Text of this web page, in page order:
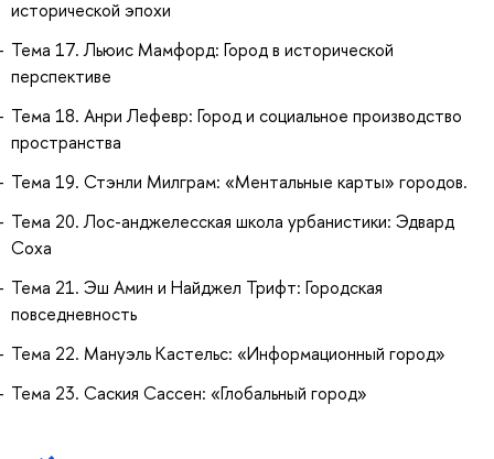
исторической эпохи
Тема 17. Льюис Мамфорд: Город в исторической
перспективе
Тема 18. Анри Лефевр: Город и социальное производство
пространства
Тема 19. Стэнли Милграм: «Ментальные карты» городов.
Тема 20. Лос-анджелесская школа урбанистики: Эдвард
Соха
Тема 21. Эш Амин и Найджел Трифт: Городская
повседневность
Тема 22. Мануэль Кастельс: «Информационный город»
Тема 23. Саския Сассен: «Глобальный город»